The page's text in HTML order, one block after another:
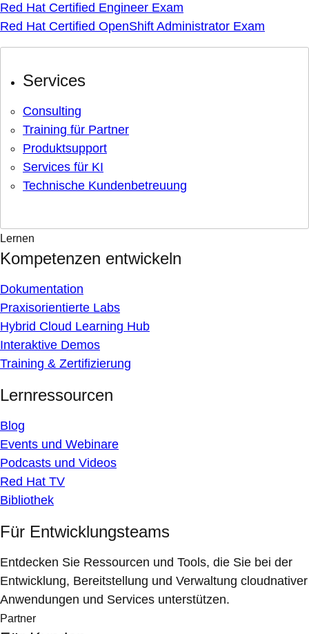
Red Hat Certified Engineer Exam
Red Hat Certified OpenShift Administrator Exam
Services
Consulting
Training für Partner
Produktsupport
Services für KI
Technische Kundenbetreuung
Lernen
Kompetenzen entwickeln
Dokumentation
Praxisorientierte Labs
Hybrid Cloud Learning Hub
Interaktive Demos
Training & Zertifizierung
Lernressourcen
Blog
Events und Webinare
Podcasts und Videos
Red Hat TV
Bibliothek
Für Entwicklungsteams
Entdecken Sie Ressourcen und Tools, die Sie bei der
Entwicklung, Bereitstellung und Verwaltung cloudnativer
Anwendungen und Services unterstützen.
Partner